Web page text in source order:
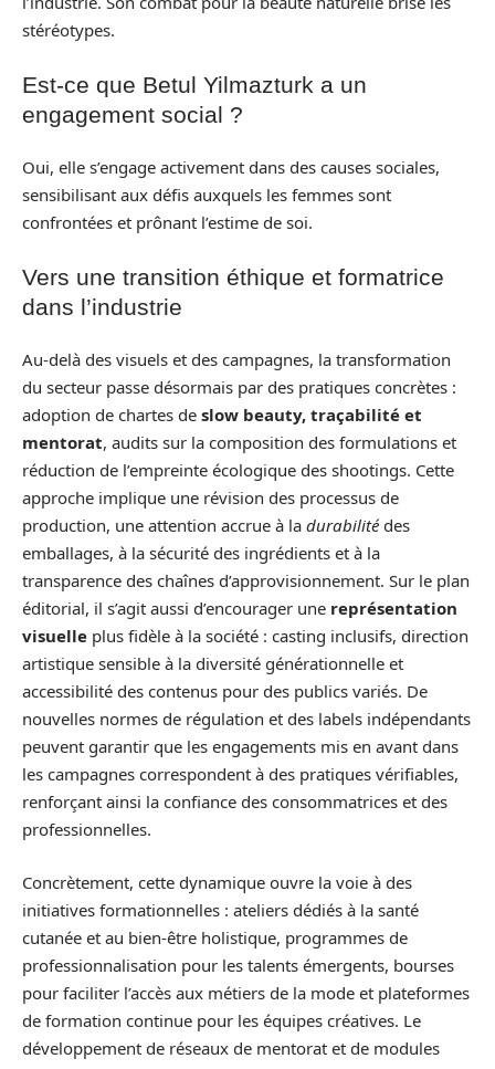
stéréotypes.
Est-ce que Betul Yilmazturk a un
engagement social ?
Oui, elle s’engage activement dans des causes sociales,
sensibilisant aux défis auxquels les femmes sont
confrontées et prônant l’estime de soi.
Vers une transition éthique et formatrice
dans l’industrie
Au-delà des visuels et des campagnes, la transformation
du secteur passe désormais par des pratiques concrètes :
adoption de chartes de slow beauty, traçabilité et
mentorat, audits sur la composition des formulations et
réduction de l’empreinte écologique des shootings. Cette
approche implique une révision des processus de
production, une attention accrue à la durabilitédes
emballages, à la sécurité des ingrédients et à la
transparence des chaînes d’approvisionnement. Sur le plan
éditorial, il s’agit aussi d’encourager une représentation
visuelle plus fidèle à la société : casting inclusifs, direction
artistique sensible à la diversité générationnelle et
accessibilité des contenus pour des publics variés. De
nouvelles normes de régulation et des labels indépendants
peuvent garantir que les engagements mis en avant dans
les campagnes correspondent à des pratiques vérifiables,
renforçant ainsi la confiance des consommatrices et des
professionnelles.
Concrètement, cette dynamique ouvre la voie à des
initiatives formationnelles : ateliers dédiés à la santé
cutanée et au bien-être holistique, programmes de
professionnalisation pour les talents émergents, bourses
pour faciliter l’accès aux métiers de la mode et plateformes
de formation continue pour les équipes créatives. Le
développement de réseaux de mentorat et de modules